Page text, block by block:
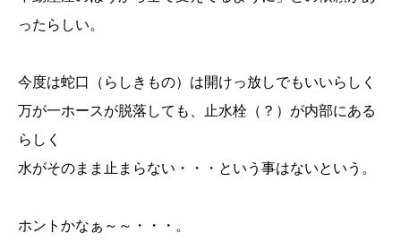
ったらしい。
今度は蛇口（らしきもの）は開けっ放しでもいいらしく
万が一ホースが脱落しても、止水栓（？）が内部にある
らしく
水がそのまま止まらない・・・という事はないという。
ホントかなぁ～～・・・。